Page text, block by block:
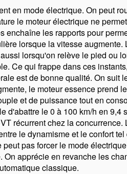
en mode électrique. On peut
le moteur électrique ne
enchaîne les rapports pour
lorsque la vitesse
lorsqu'on relève le pied ou
Ce qui frappe dans ces
est de bonne qualité. On suit
le moteur essence prend
et de puissance tout en
d'abattre le 0 à 100 km/h en 9,4
récurrent chez la
le dynamisme et le confort
pas forcer le mode
apprécie en revanche les
classique.